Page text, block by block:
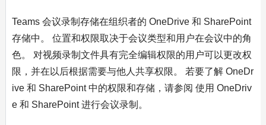
Teams 会议录制存储在组织者的 OneDrive 和 SharePoint
存储中。 位置和权限取决于会议类型和用户在会议中的角
色。 对视频录制文件具有完全编辑权限的用户可以更改权
限，并在以后根据需要与他人共享权限。 若要了解 OneDr
ive 和 SharePoint 中的权限和存储，请参阅 使用 OneDriv
e 和 SharePoint 进行会议录制。